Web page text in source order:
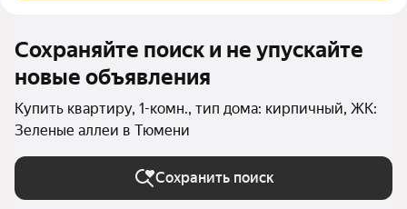
Сохраняйте поиск и не упускайте
новые объявления
Купить квартиру, 1-комн., тип дома: кирпичный, ЖК:
Зеленые аллеи в Тюмени
Сохранить поиск